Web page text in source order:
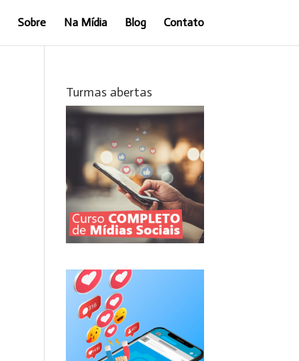
Sobre Na Mídia Blog Contato
Turmas abertas